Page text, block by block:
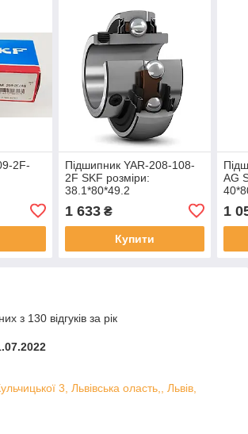
2F-
UC
Підшипник YAR-208-108-
2F SKF розміри:
38.1*80*49.2
закріплювальний типу UC
1 633₴
Купити
AG
1
з 130 відгуків за рік
3, Львівська оласть,, Львів,